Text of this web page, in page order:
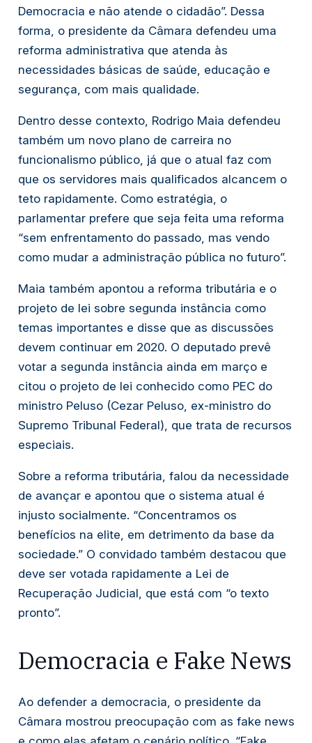
Democracia e não atende o cidadão”. Dessa
forma, o presidente da Câmara defendeu uma
reforma administrativa que atenda às
necessidades básicas de saúde, educação e
segurança, com mais qualidade.
Dentro desse contexto, Rodrigo Maia defendeu
também um novo plano de carreira no
funcionalismo público, já que o atual faz com
que os servidores mais qualificados alcancem o
teto rapidamente. Como estratégia, o
parlamentar prefere que seja feita uma reforma
“sem enfrentamento do passado, mas vendo
como mudar a administração pública no futuro”.
Maia também apontou a reforma tributária e o
projeto de lei sobre segunda instância como
temas importantes e disse que as discussões
devem continuar em 2020. O deputado prevê
votar a segunda instância ainda em março e
citou o projeto de lei conhecido como PEC do
ministro Peluso (Cezar Peluso, ex-ministro do
Supremo Tribunal Federal), que trata de recursos
especiais.
Sobre a reforma tributária, falou da necessidade
de avançar e apontou que o sistema atual é
injusto socialmente. “Concentramos os
benefícios na elite, em detrimento da base da
sociedade.” O convidado também destacou que
deve ser votada rapidamente a Lei de
Recuperação Judicial, que está com “o texto
pronto”.
Democracia e Fake News
Ao defender a democracia, o presidente da
Câmara mostrou preocupação com as fake news